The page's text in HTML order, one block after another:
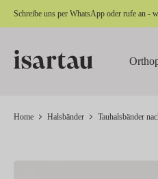
Zur Hauptnavigation
Schreibe uns per WhatsApp oder rufe an -
Home Halsbänder Tauhalsbänder